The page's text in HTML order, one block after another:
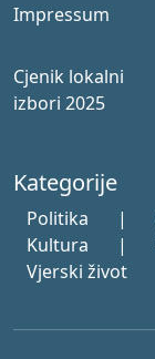
Impressum
Cjenik lokalni
izbori 2025
Kategorije
Politika |
Kultura
|
Vjerski život